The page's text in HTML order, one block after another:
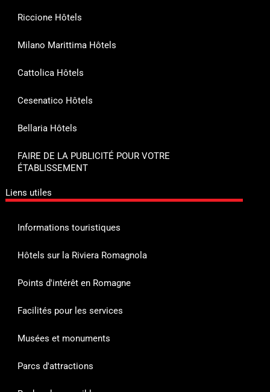
Riccione Hôtels
Milano Marittima Hôtels
Cattolica Hôtels
Cesenatico Hôtels
Bellaria Hôtels
FAIRE DE LA PUBLICITÉ POUR VOTRE
ÉTABLISSEMENT
Liens utiles
Informations touristiques
Hôtels sur la Riviera Romagnola
Points d'intérêt en Romagne
Facilités pour les services
Musées et monuments
Parcs d'attractions